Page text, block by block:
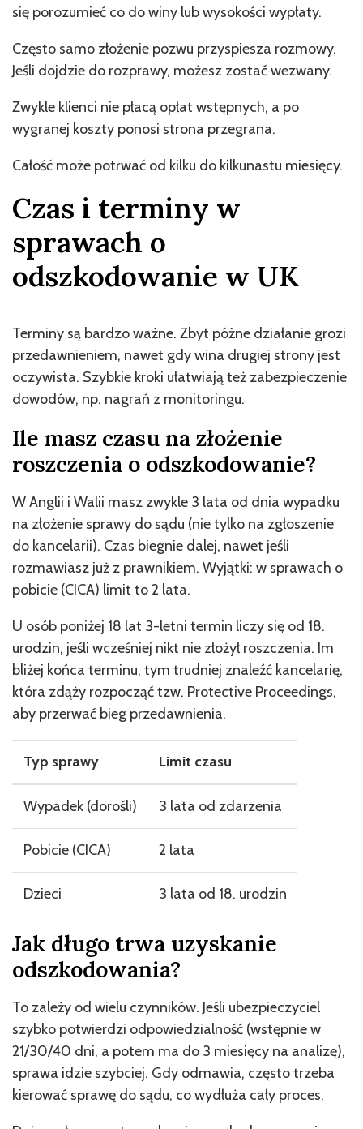
się porozumieć co do winy lub wysokości wypłaty.
Często samo złożenie pozwu przyspiesza rozmowy.
Jeśli dojdzie do rozprawy, możesz zostać wezwany.
Zwykle klienci nie płacą opłat wstępnych, a po
wygranej koszty ponosi strona przegrana.
Całość może potrwać od kilku do kilkunastu miesięcy.
Czas i terminy w
sprawach o
odszkodowanie w UK
Terminy są bardzo ważne. Zbyt późne działanie grozi
przedawnieniem, nawet gdy wina drugiej strony jest
oczywista. Szybkie kroki ułatwiają też zabezpieczenie
dowodów, np. nagrań z monitoringu.
Ile masz czasu na złożenie
roszczenia o odszkodowanie?
W Anglii i Walii masz zwykle 3 lata od dnia wypadku
na złożenie sprawy do sądu (nie tylko na zgłoszenie
do kancelarii). Czas biegnie dalej, nawet jeśli
rozmawiasz już z prawnikiem. Wyjątki: w sprawach o
pobicie (CICA) limit to 2 lata.
U osób poniżej 18 lat 3-letni termin liczy się od 18.
urodzin, jeśli wcześniej nikt nie złożył roszczenia. Im
bliżej końca terminu, tym trudniej znaleźć kancelarię,
która zdąży rozpocząć tzw. Protective Proceedings,
aby przerwać bieg przedawnienia.
Typ sprawy Limit czasu
Wypadek (dorośli) 3 lata od zdarzenia
Pobicie (CICA) 2 lata
Dzieci 3 lata od 18. urodzin
Jak długo trwa uzyskanie
odszkodowania?
To zależy od wielu czynników. Jeśli ubezpieczyciel
szybko potwierdzi odpowiedzialność (wstępnie w
21/30/40 dni, a potem ma do 3 miesięcy na analizę),
sprawa idzie szybciej. Gdy odmawia, często trzeba
kierować sprawę do sądu, co wydłuża cały proces.